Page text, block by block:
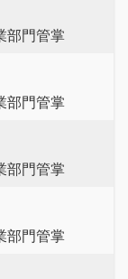
部門管掌
部門管掌
部門管掌
部門管掌